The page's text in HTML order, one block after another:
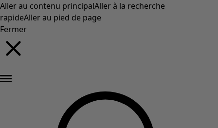
Aller au contenu principalAller à la recherche
rapideAller au pied de page
Fermer